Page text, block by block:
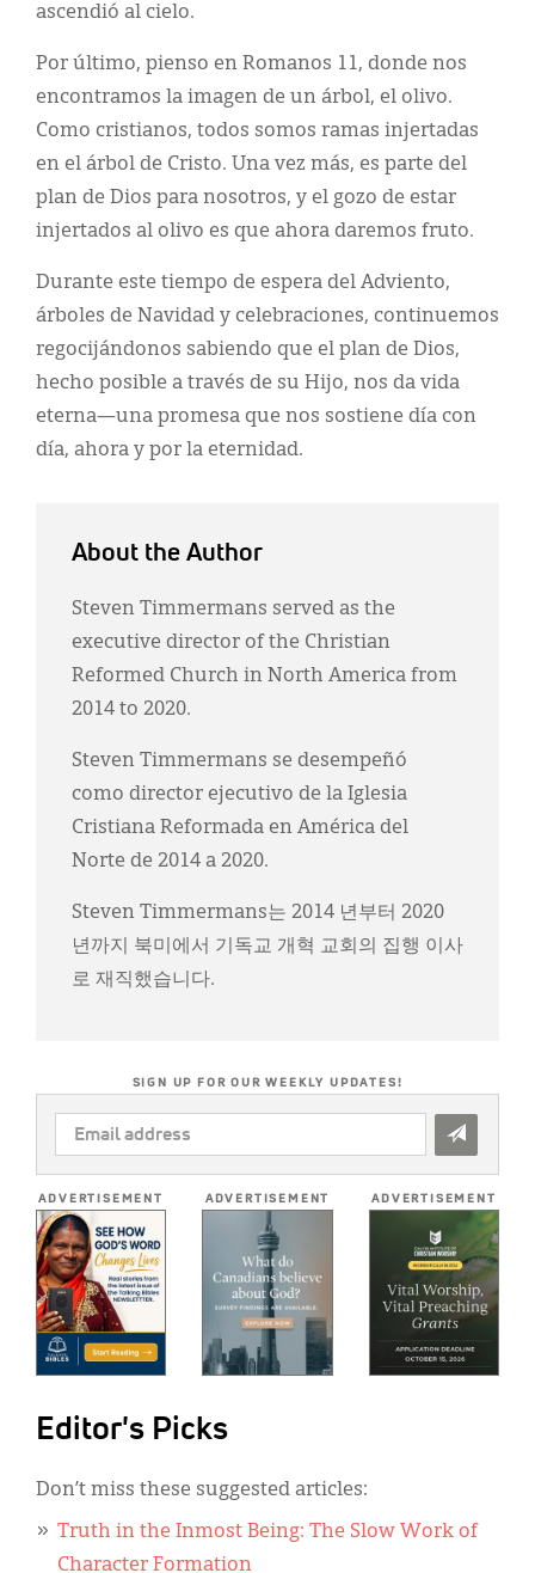
ascendió al cielo.
Por último, pienso en Romanos 11, donde nos
encontramos la imagen de un árbol, el olivo.
Como cristianos, todos somos ramas injertadas
en el árbol de Cristo. Una vez más, es parte del
plan de Dios para nosotros, y el gozo de estar
injertados al olivo es que ahora daremos fruto.
Durante este tiempo de espera del Adviento,
árboles de Navidad y celebraciones, continuemos
regocijándonos sabiendo que el plan de Dios,
hecho posible a través de su Hijo, nos da vida
eterna—una promesa que nos sostiene día con
día, ahora y por la eternidad.
About the Author
Steven Timmermans served as the
executive director of the Christian
Reformed Church in North America from
2014 to 2020.
Steven Timmermans se desempeñó
como director ejecutivo de la Iglesia
Cristiana Reformada en América del
Norte de 2014 a 2020.
Steven Timmermans는 2014 년부터 2020
년까지 북미에서 기독교 개혁 교회의 집행 이사
로 재직했습니다.
SIGN UP FOR OUR WEEKLY UPDATES!
EMAIL
ADDRESS
ADVERTISEMENT ADVERTISEMENT ADVERTISEMENT
Editor's Picks
Don’t miss these suggested articles:
Truth in the Inmost Being: The Slow Work of
Character Formation